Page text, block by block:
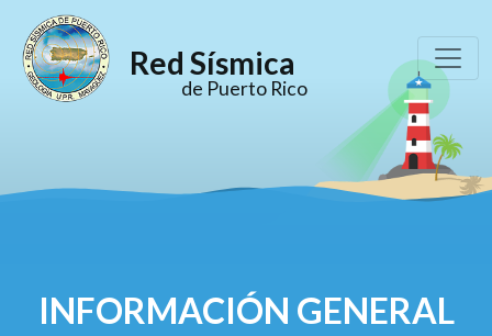
Red Sísmica
de Puerto Rico
INFORMACIÓN GENERAL